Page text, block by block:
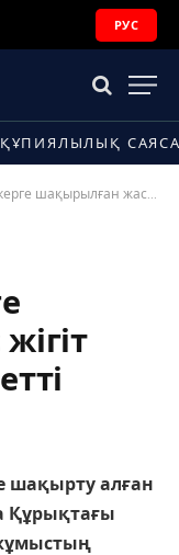
РУС
ҚҰПИЯЛЫЛЫҚ
жас жігіт оғаш қылық көрсетті
шақырту алған
Құрықтағы